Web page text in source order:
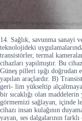
14. Sağlık, savunma sanayi
teknolojideki
transistörler, termal
cihazları yapılmıştır. Bu
Güneş pilleri ışığı doğrudan
yapılan araçlardır. B)
geri- lim yükseltip
bir sıcaklığı olan maddelerin
görmemizi sağlayan, içinde
cihazı insan kulağının
yayan, ses dalgalarının